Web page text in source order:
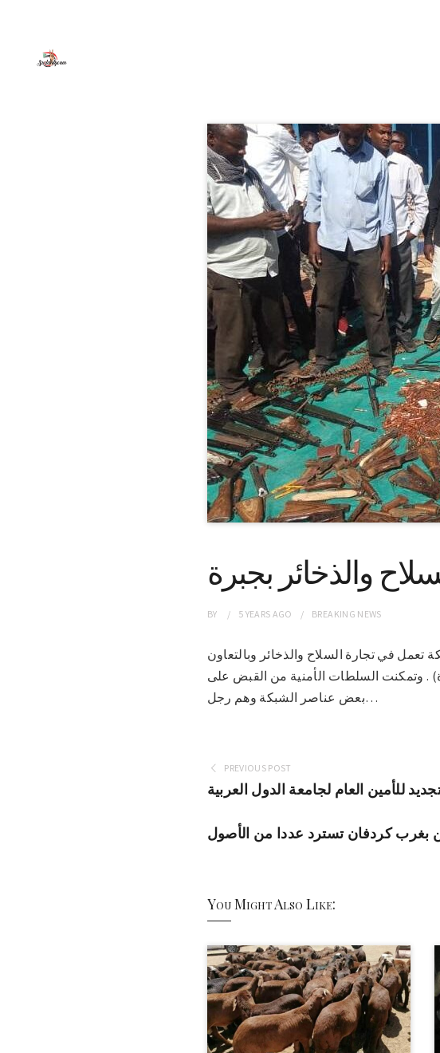
والذخائر بجبرة
BY 5 YEARS AGO BREAKING NEWS
تعمل في تجارة السلاح والذخائر وبالتعاون
. وتمكنت السلطات الأمنية من القبض على
بعض عناصر الشبكة وهم رجل…
PREVIOUS POST
للأمين العام لجامعة الدول العربية
بغرب كردفان تسترد عددا من الأصول
You Might Also Like: